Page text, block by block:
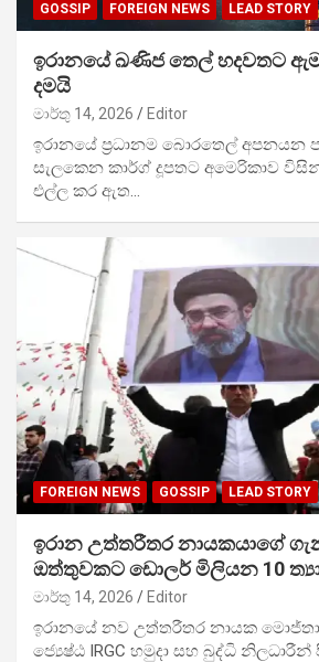
GOSSIP FOREIGN NEWS LEAD STORY
ඉරානයේ ඛණිජ තෙල් හදවතට
දමයි
මාර්තු 14, 2026 Editor
ඉරානයේ ප්‍රධානම බොරතෙල්
සැලකෙන කාර්ග් දූපතට අමෙරිකාව
එල්ල කර ඇත…
FOREIGN NEWS GOSSIP LEAD STORY
ඉරාන උත්තරීතර නායකයාගේ
ඔත්තුවකට ඩොලර් මිලියන 10
මාර්තු 14, 2026 Editor
ඉරානයේ නව උත්තරීතර නායක
ජ්‍යෙෂ්ඨ IRGC හමුදා සහ බුද්ධි නිලධාරීන්